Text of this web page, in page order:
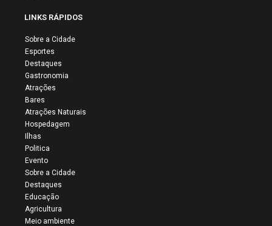
LINKS RÁPIDOS
Sobre a Cidade
Esportes
Destaques
Gastronomia
Atrações
Bares
Atrações Naturais
Hospedagem
Ilhas
Politica
Evento
Sobre a Cidade
Destaques
Educação
Agricultura
Meio ambiente